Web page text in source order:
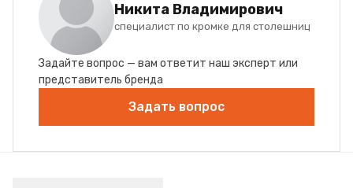
Никита Владимирович
специалист по кромке для столешниц
Задайте вопрос — вам ответит наш эксперт или
представитель бренда
Задать вопрос